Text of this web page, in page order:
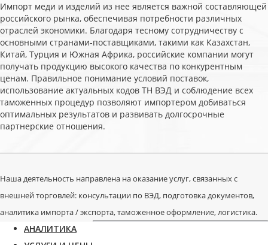
Импорт меди и изделий из нее является важной составляющей
российского рынка, обеспечивая потребности различных
отраслей экономики. Благодаря тесному сотрудничеству с
основными странами-поставщиками, такими как Казахстан,
Китай, Турция и Южная Африка, российские компании могут
получать продукцию высокого качества по конкурентным
ценам. Правильное понимание условий поставок,
использование актуальных кодов ТН ВЭД и соблюдение всех
таможенных процедур позволяют импортером добиваться
оптимальных результатов и развивать долгосрочные
партнерские отношения.
Наша деятельность направлена на оказание услуг, связанных с
внешней торговлей: консультации по ВЭД, подготовка документов,
аналитика импорта / экспорта, таможенное оформление, логистика.
АНАЛИТИКА